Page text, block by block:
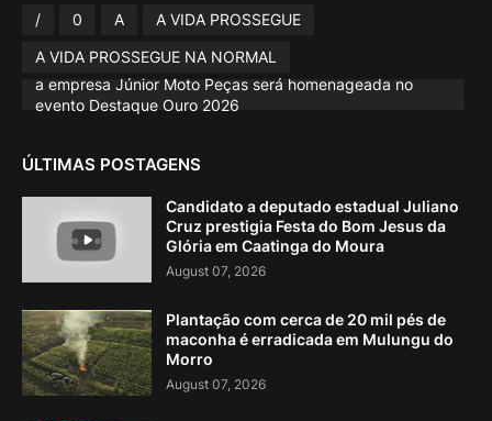
/ 0 A
A VIDA PROSSEGUE
A VIDA PROSSEGUE NA NORMAL
a empresa Júnior Moto Peças será homenageada no
evento Destaque Ouro 2026
ÚLTIMAS POSTAGENS
Candidato a deputado estadual Juliano
Cruz prestigia Festa do Bom Jesus da
Glória em Caatinga do Moura
August 07, 2026
Plantação com cerca de 20 mil pés de
maconha é erradicada em Mulungu do
Morro
August 07, 2026